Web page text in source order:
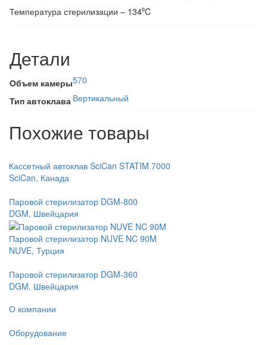
Температура стерилизации – 134⁰C
Детали
Объем камеры570
Тип автоклава Вертикальный
Похожие товары
Кассетный автоклав SciCan STATIM 7000
SciCan, Канада
Паровой стерилизатор DGM-800
DGM, Швейцария
Паровой стерилизатор NUVE NC 90M
NUVE, Турция
Паровой стерилизатор DGM-360
DGM, Швейцария
О компании
Оборудование